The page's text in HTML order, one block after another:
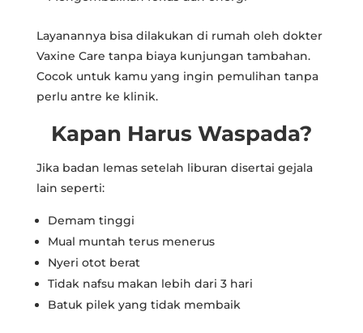
Layanannya bisa dilakukan di rumah oleh dokter
Vaxine Care tanpa biaya kunjungan tambahan.
Cocok untuk kamu yang ingin pemulihan tanpa
perlu antre ke klinik.
Kapan Harus Waspada?
Jika badan lemas setelah liburan disertai gejala
lain seperti:
Demam tinggi
Mual muntah terus menerus
Nyeri otot berat
Tidak nafsu makan lebih dari 3 hari
Batuk pilek yang tidak membaik